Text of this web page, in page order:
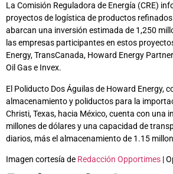
La Comisión Reguladora de Energía (CRE)
proyectos de logística de productos
abarcan una inversión estimada de 1,250
las empresas participantes en estos
Energy, TransCanada, Howard Energy
Oil Gas e Invex.
El Poliducto Dos Águilas de Howard Energy,
almacenamiento y poliductos para la
Christi, Texas, hacia México, cuenta con una
millones de dólares y una capacidad de
diarios, más el almacenamiento de 1.15
Imagen cortesía de Redacción Opportimes |